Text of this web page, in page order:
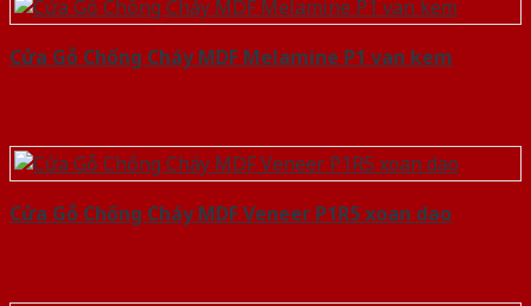
Cửa Gỗ Chống Cháy MDF Melamine P1 van kem
Cửa Gỗ Chống Cháy MDF Veneer P1R5 xoan dao